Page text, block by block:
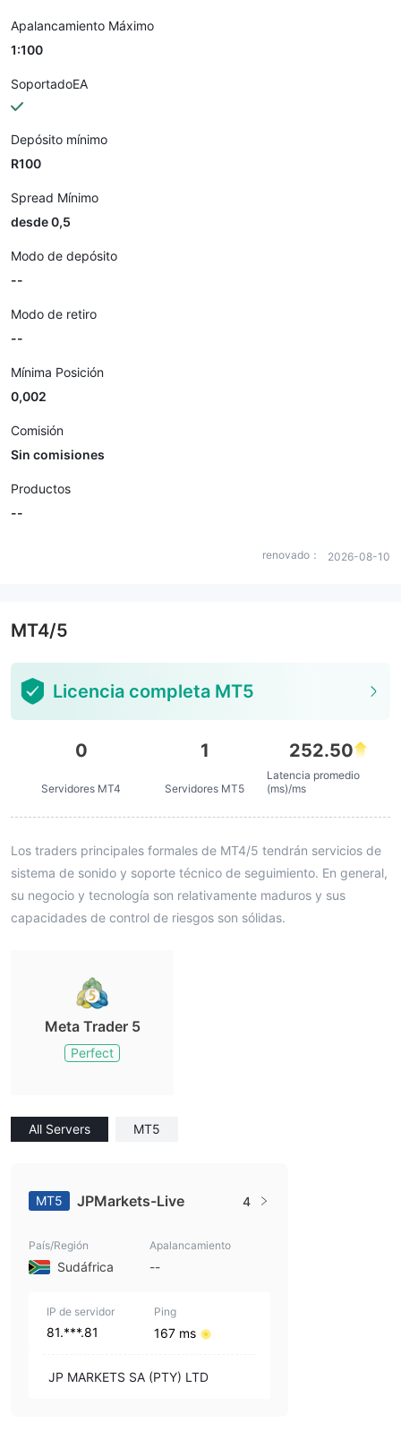
Apalancamiento Máximo
1:100
SoportadoEA
Depósito mínimo
R100
Spread Mínimo
desde 0,5
Modo de depósito
--
Modo de retiro
--
Mínima Posición
0,002
Comisión
Sin comisiones
Productos
--
renovado： 2026-08-10
MT4/5
Licencia completa MT5
0
Servidores MT4
1
Servidores MT5
252.50
Latencia promedio
(ms)/ms
Los traders principales formales de MT4/5 tendrán servicios de
sistema de sonido y soporte técnico de seguimiento. En general,
su negocio y tecnología son relativamente maduros y sus
capacidades de control de riesgos son sólidas.
Meta Trader 5
Perfect
All Servers MT5
MT5 JPMarkets-Live 4
País/Región
Sudáfrica
Apalancamiento
--
IP de servidor
81.***.81
Ping
167 ms
JP MARKETS SA (PTY) LTD